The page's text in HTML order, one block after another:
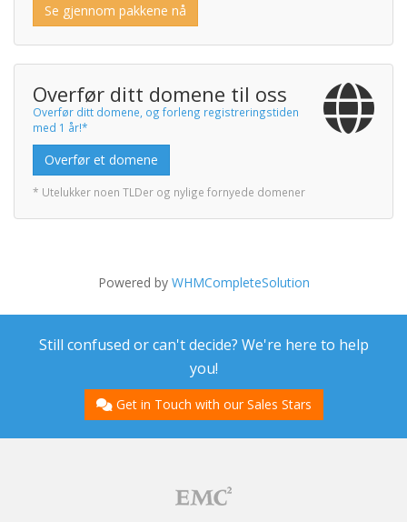
Se gjennom pakkene nå
Overfør ditt domene til oss
Overfør ditt domene, og forleng registreringstiden
med 1 år!*
Overfør et domene
* Utelukker noen TLDer og nylige fornyede domener
Powered by WHMCompleteSolution
Still confused or can't decide? We're here to help
you!
Get in Touch with our Sales Stars